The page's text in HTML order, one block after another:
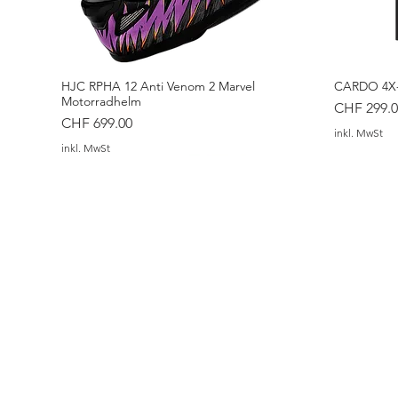
HJC RPHA 12 Anti Venom 2 Marvel
Motorradhelm
Preis
CHF 699.00
inkl. MwSt
CARDO
Preis
CHF
inkl. MwSt